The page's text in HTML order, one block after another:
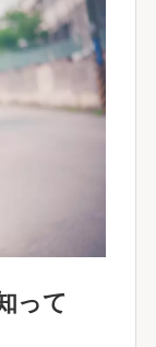
って